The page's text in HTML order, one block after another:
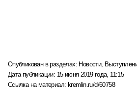
Опубликован в разделах: Новости,
Дата публикации: 15 июня 2019 года, 11:15
Ссылка на материал: kremlin.ru/d/60758